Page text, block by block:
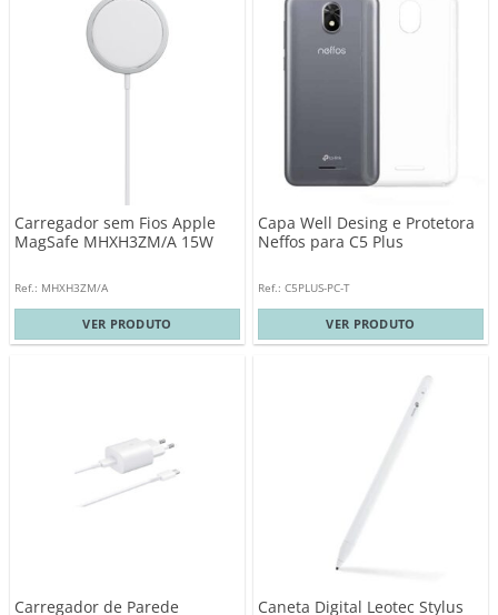
Carregador sem Fios Apple
MagSafe MHXH3ZM/A 15W
Ref.: MHXH3ZM/A
VER PRODUTO
Capa Well Desing e Protetora
Neffos para C5 Plus
Ref.: C5PLUS-PC-T
VER PRODUTO
Carregador de Parede
Caneta Digital Leotec Stylus